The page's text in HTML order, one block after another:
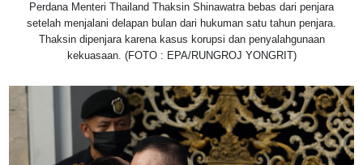
Perdana Menteri Thailand Thaksin Shinawatra bebas dari penjara
setelah menjalani delapan bulan dari hukuman satu tahun penjara.
Thaksin dipenjara karena kasus korupsi dan penyalahgunaan
kekuasaan. (FOTO : EPA/RUNGROJ YONGRIT)